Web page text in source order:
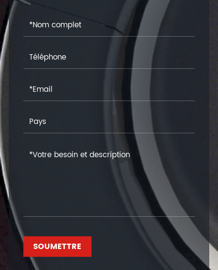
SOUMETTRE